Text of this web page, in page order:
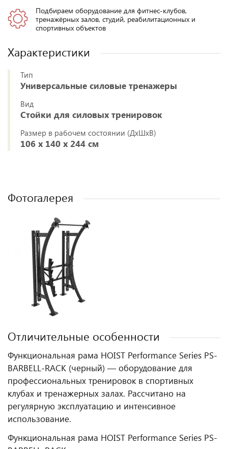
Подбираем оборудование для фитнес-клубов,
тренажёрных залов, студий, реабилитационных и
спортивных объектов
Характеристики
Тип
Универсальные силовые тренажеры
Вид
Стойки для силовых тренировок
Размер в рабочем состоянии (ДxШxВ)
106 х 140 х 244 см
Фотогалерея
Отличительные особенности
Функциональная рама HOIST Performance Series PS-
BARBELL-RACK (черный) — оборудование для
профессиональных тренировок в спортивных
клубах и тренажерных залах. Рассчитано на
регулярную эксплуатацию и интенсивное
использование.
Функциональная рама HOIST Performance Series PS-